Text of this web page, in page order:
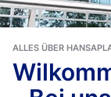
ALLES ÜBER